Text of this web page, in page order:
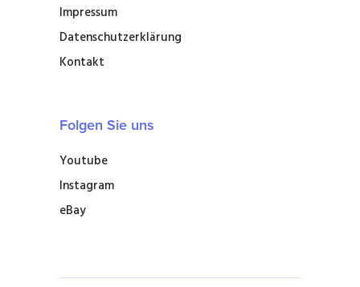
Impressum
Datenschutzerklärung
Kontakt
Folgen Sie uns
Youtube
Instagram
eBay